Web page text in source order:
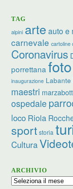
TAG
alpini arte auto e
carnevale cartoline
Coronavirus
porrettanafoto
inaugurazione Labante
maestri
ospedale
loco Riola
sport storia
Cultura
ARCHIVIO
Archivio